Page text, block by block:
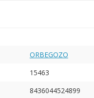
ORBEGOZO
15463
8436044524899